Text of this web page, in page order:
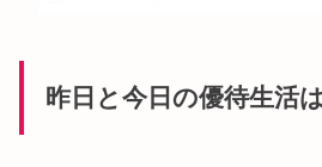
昨日と今日の優待生活